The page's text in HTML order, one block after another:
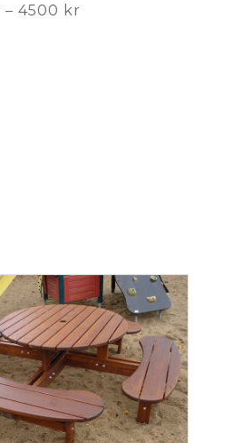
– 4500 kr